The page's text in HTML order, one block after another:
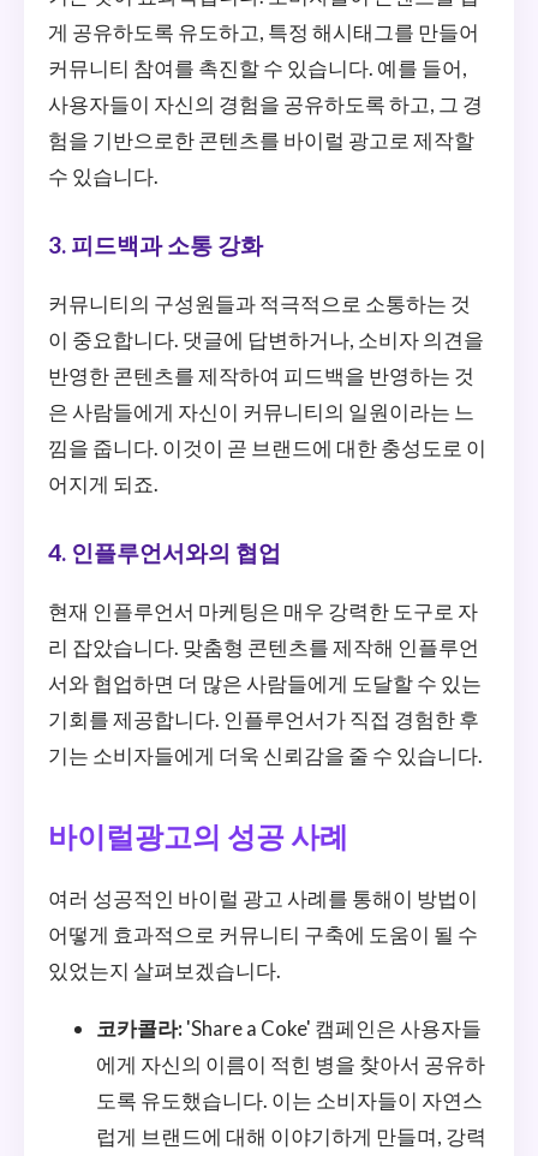
게 공유하도록 유도하고, 특정 해시태그를 만들어
커뮤니티 참여를 촉진할 수 있습니다. 예를 들어,
사용자들이 자신의 경험을 공유하도록 하고, 그 경
험을 기반으로한 콘텐츠를 바이럴 광고로 제작할
수 있습니다.
3. 피드백과 소통 강화
커뮤니티의 구성원들과 적극적으로 소통하는 것
이 중요합니다. 댓글에 답변하거나, 소비자 의견을
반영한 콘텐츠를 제작하여 피드백을 반영하는 것
은 사람들에게 자신이 커뮤니티의 일원이라는 느
낌을 줍니다. 이것이 곧 브랜드에 대한 충성도로 이
어지게 되죠.
4. 인플루언서와의 협업
현재 인플루언서 마케팅은 매우 강력한 도구로 자
리 잡았습니다. 맞춤형 콘텐츠를 제작해 인플루언
서와 협업하면 더 많은 사람들에게 도달할 수 있는
기회를 제공합니다. 인플루언서가 직접 경험한 후
기는 소비자들에게 더욱 신뢰감을 줄 수 있습니다.
바이럴광고의 성공 사례
여러 성공적인 바이럴 광고 사례를 통해이 방법이
어떻게 효과적으로 커뮤니티 구축에 도움이 될 수
있었는지 살펴보겠습니다.
코카콜라: 'Share a Coke' 캠페인은 사용자들
에게 자신의 이름이 적힌 병을 찾아서 공유하
도록 유도했습니다. 이는 소비자들이 자연스
럽게 브랜드에 대해 이야기하게 만들며, 강력